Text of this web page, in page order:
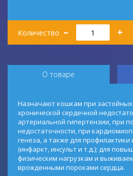
Количество
Количество
– +
О товаре
Назначают кошкам при
хронической сердечной
артериальной гипертензии, при
недостаточности, при
генеза, а также для
(инфаркт, инсульт и т.д.); для
физическим нагрузкам и
врожденными пороками сердца.